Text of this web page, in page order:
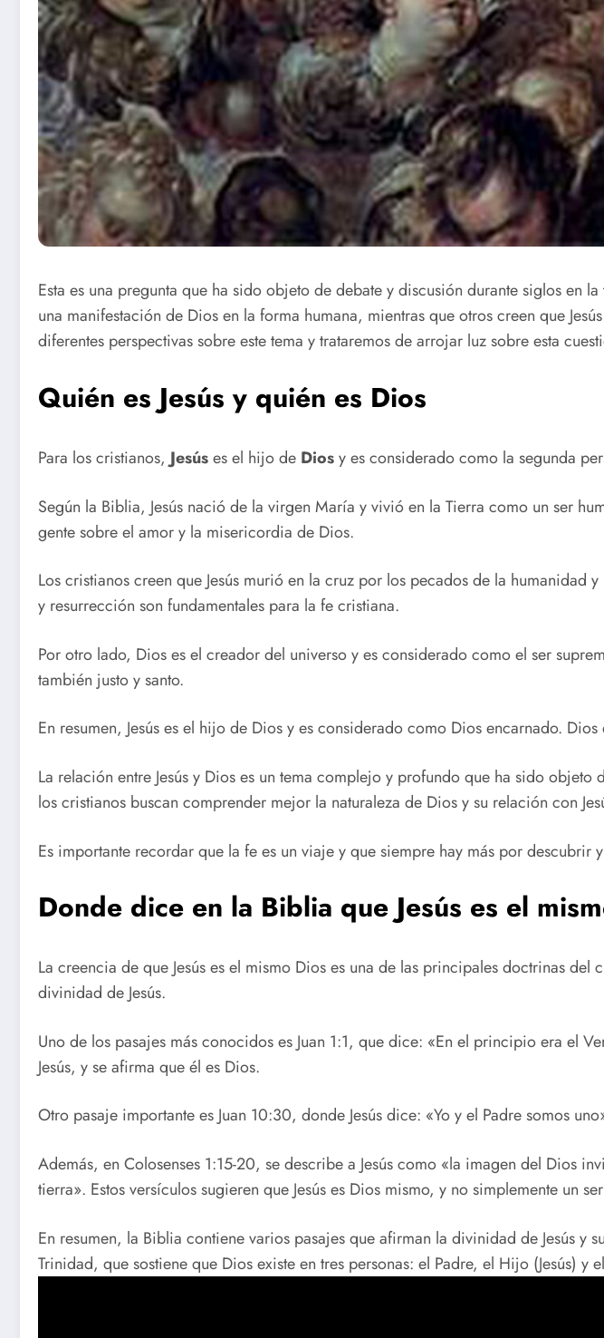
Esta es una pregunta que ha sido objeto de debate y discusión durante siglos en
una manifestación de Dios en la forma humana, mientras que otros creen que
diferentes perspectivas sobre este tema y trataremos de arrojar luz sobre esta
Quién es Jesús y quién es Dios
Para los cristianos, Jesúses el hijo de Diosy es considerado como la segunda
Según la Biblia, Jesús nació de la virgen María y vivió en la Tierra como un ser
gente sobre el amor y la misericordia de Dios.
Los cristianos creen que Jesús murió en la cruz por los pecados de la
y resurrección son fundamentales para la fe cristiana.
Por otro lado, Dios es el creador del universo y es considerado como el ser
también justo y santo.
En resumen, Jesús es el hijo de Dios y es considerado como Dios encarnado.
La relación entre Jesús y Dios es un tema complejo y profundo que ha sido
los cristianos buscan comprender mejor la naturaleza de Dios y su relación con
Es importante recordar que la fe es un viaje y que siempre hay más por descubrir
Donde dice en la Biblia que Jesús es el
La creencia de que Jesús es el mismo Dios es una de las principales doctrinas
divinidad de Jesús.
Uno de los pasajes más conocidos es Juan 1:1, que dice: «En el principio era el
Jesús, y se afirma que él es Dios.
Otro pasaje importante es Juan 10:30, donde Jesús dice: «Yo y el Padre somos
Además, en Colosenses 1:15-20, se describe a Jesús como «la imagen del Dios
tierra». Estos versículos sugieren que Jesús es Dios mismo, y no simplemente un
En resumen, la Biblia contiene varios pasajes que afirman la divinidad de Jesús y
Trinidad, que sostiene que Dios existe en tres personas: el Padre, el Hijo (Jesús) y